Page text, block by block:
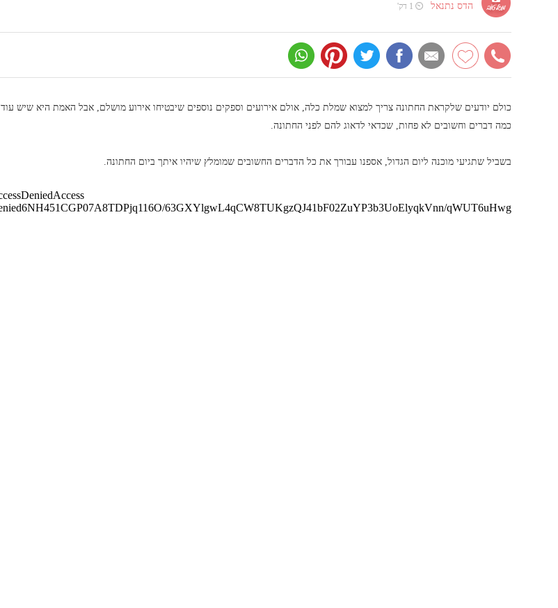
הדס נתנאל ⏲ 1 דק'
כולם יודעים שלקראת החתונה צריך למצוא שמלת כלה, אולם אירועים וספקים נוספים שיבטיחו אירוע מושלם, אבל האמת היא שיש עוד
כמה דברים וחשובים לא פחות, שכדאי לדאוג להם לפני החתונה.
בשביל שתגיעי מוכנה ליום הגדול, אספנו עבורך את כל הדברים החשובים שמומלץ שיהיו איתך ביום החתונה.